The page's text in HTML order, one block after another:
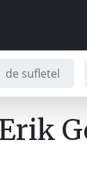
de sufletel